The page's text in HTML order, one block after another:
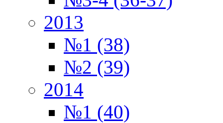
2013
№1 (38)
№2 (39)
2014
№1 (40)